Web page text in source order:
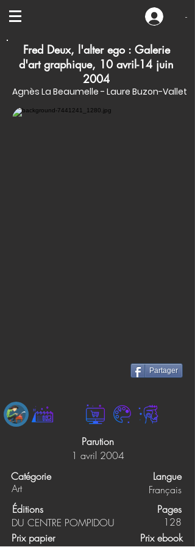
-
Fred Deux, l'alter ego : Galerie
d'art graphique, 10 avril-14 juin
2004
Agnès La Beaumelle - Laure Buzon-Vallet
Partager
Parution
1 avril 2004
Catégorie
Art
Langue
Français
Éditions
DU CENTRE POMPIDOU
Pages
128
Prix papier
Prix ebook